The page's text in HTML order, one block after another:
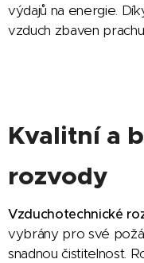
výdajů na energie.
vzduch zbaven
Kvalitní a
rozvody
Vzduchotechnické
vybrány pro své
snadnou čistitelnost.